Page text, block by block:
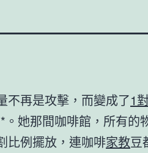
不再是攻擊，而變成了1
她那間咖啡館，所有的
比例擺放，連咖啡家教豆